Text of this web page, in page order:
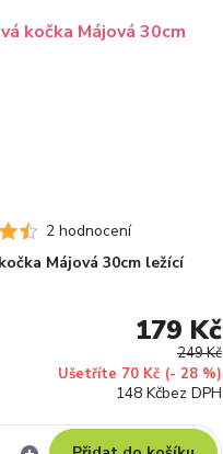
2 hodnocení
Májová 30cm ležící
249 Kč
Ušetříte 70 Kč (- 28 %)
179 Kč
148 Kčbez DPH